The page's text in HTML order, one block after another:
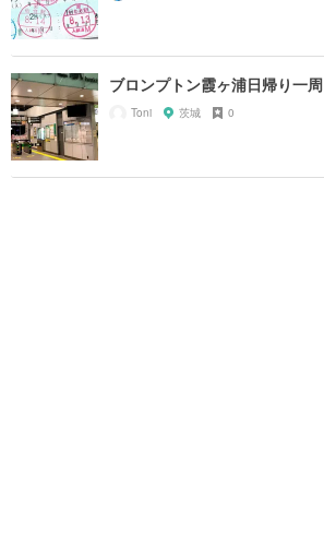
ブロンプトン霞ヶ浦日帰り一周
Toni 茨城 0